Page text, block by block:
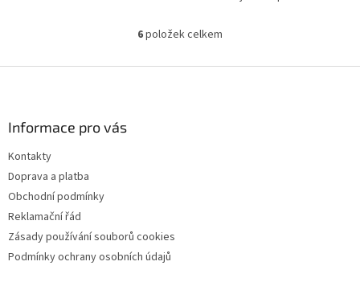
O
l
6položek celkem
Informace pro vás
Kontakty
Doprava a platba
Obchodní podmínky
Reklamační řád
Zásady používání souborů cookies
Podmínky ochrany osobních údajů